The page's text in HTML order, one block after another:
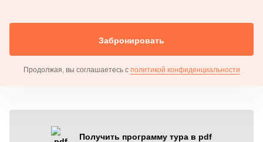
Забронировать
Продолжая, вы соглашаетесь с политикой конфиденциальности
Получить программу тура в pdf